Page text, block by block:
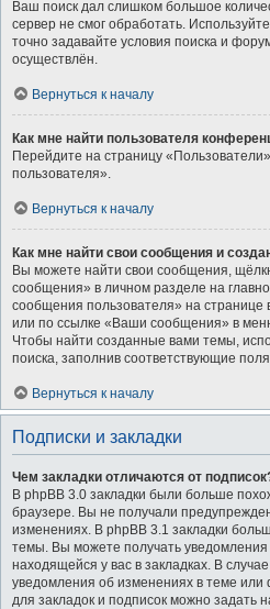
Ваш поиск дал слишком большое
сервер не смог обработать.
точно задавайте условия поиска и
осуществлён.
Вернуться к началу
Как мне найти пользователя
Перейдите на страницу
пользователя».
Вернуться к началу
Как мне найти свои сообщения и
Вы можете найти свои сообщения,
сообщения» в личном разделе на
сообщения пользователя» на
или по ссылке «Ваши сообщения» в
Чтобы найти созданные вами темы,
поиска, заполнив соответствующие
Вернуться к началу
Подписки и закладки
Чем закладки отличаются от
В phpBB 3.0 закладки были больше
браузере. Вы не получали
изменениях. В phpBB 3.1 закладки
темы. Вы можете получать
находящейся у вас в закладках. В
уведомления об изменениях в теме
для закладок и подписок можно задать